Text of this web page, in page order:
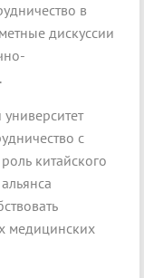
в
дискуссии
с
китайского
медицинских